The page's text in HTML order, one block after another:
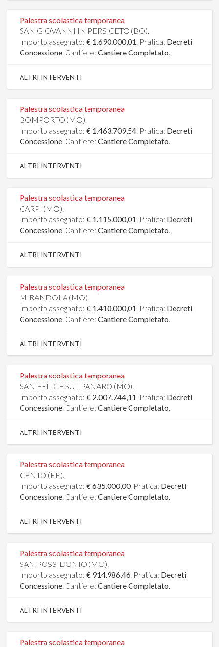
Palestra scolastica temporanea
SAN GIOVANNI IN PERSICETO (BO).
Importo assegnato: € 1.690.000,01. Pratica: Decreti
Concessione. Cantiere: Cantiere Completato.
ALTRI INTERVENTI
Palestra scolastica temporanea
BOMPORTO (MO).
Importo assegnato: € 1.463.709,54. Pratica: Decreti
Concessione. Cantiere: Cantiere Completato.
ALTRI INTERVENTI
Palestra scolastica temporanea
CARPI (MO).
Importo assegnato: € 1.115.000,01. Pratica: Decreti
Concessione. Cantiere: Cantiere Completato.
ALTRI INTERVENTI
Palestra scolastica temporanea
MIRANDOLA (MO).
Importo assegnato: € 1.410.000,01. Pratica: Decreti
Concessione. Cantiere: Cantiere Completato.
ALTRI INTERVENTI
Palestra scolastica temporanea
SAN FELICE SUL PANARO (MO).
Importo assegnato: € 2.007.744,11. Pratica: Decreti
Concessione. Cantiere: Cantiere Completato.
ALTRI INTERVENTI
Palestra scolastica temporanea
CENTO (FE).
Importo assegnato: € 635.000,00. Pratica: Decreti
Concessione. Cantiere: Cantiere Completato.
ALTRI INTERVENTI
Palestra scolastica temporanea
SAN POSSIDONIO (MO).
Importo assegnato: € 914.986,46. Pratica: Decreti
Concessione. Cantiere: Cantiere Completato.
ALTRI INTERVENTI
Palestra scolastica temporanea